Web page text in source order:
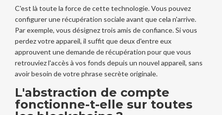
C'est là toute la force de cette technologie. Vous pouvez
configurer une récupération sociale avant que cela n'arrive.
Par exemple, vous désignez trois amis de confiance. Si vous
perdez votre appareil, il suffit que deux d'entre eux
approuvent une demande de récupération pour que vous
retrouviez l'accès à vos fonds depuis un nouvel appareil, sans
avoir besoin de votre phrase secrète originale.
L'abstraction de compte
fonctionne-t-elle sur toutes